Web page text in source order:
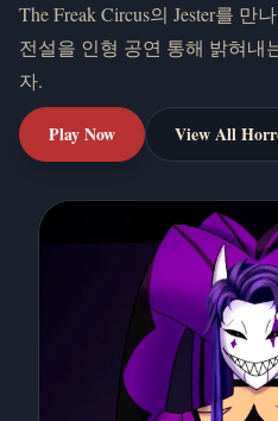
The Freak Circus의 Jester를 만
전설을 인형 공연 통해 밝혀내
자.
Play Now View All